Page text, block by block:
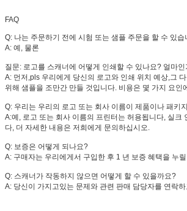
FAQ
Q: 나는 주문하기 전에 시험 또는 샘플 주문을 할 수 있습
A: 예, 물론
질문: 로고를 스캐너에 어떻게 인쇄할 수 있나요? 얼마
A: 먼저,pls 우리에게 당신의 로고와 인쇄 위치 예상,그
위해 샘플을 조만간 만들 것입니다. 비용은 몇 가지 요인
Q: 우리는 우리의 로고 또는 회사 이름이 제품이나 패키
A:예, 로고 또는 회사 이름의 프린터는 허용됩니다, 실크
다, 더 자세한 내용은 저희에게 문의하십시오.
Q: 보증은 어떻게 되나요?
A: 구매자는 우리에게서 구입한 후 1 년 보증 혜택을 누
Q: 스캐너가 작동하지 않으면 어떻게 할 수 있을까요?
A: 당신이 가지고있는 문제와 관련 판매 담당자를 연락하